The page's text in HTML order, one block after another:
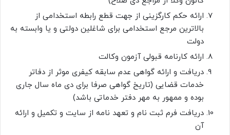
ارائه حکم کارگزینی از جهت قطع رابطه استخدامی از
بالاترین مرجع استخدامی برای شاغلین دولتی و یا وابسته به
دولت
ارائه کارنامه قبولی آزمون وکالت
دریافت و ارائه گواهی عدم سابقه کیفری موثر از دفاتر
خدمات قضایی (تاریخ گواهی صرفا برای دی ماه سال جاری
بوده و ممهور به مهر دفتر خدماتی باشد)
دریافت فرم ثبت نام و تعهد نامه از سایت و تکمیل و ارائه
آن